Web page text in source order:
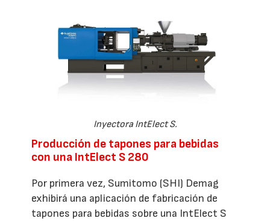
Inyectora IntElect S.
Producción de tapones para bebidas
con una IntElect S 280
Por primera vez, Sumitomo (SHI) Demag
exhibirá una aplicación de fabricación de
tapones para bebidas sobre una IntElect S